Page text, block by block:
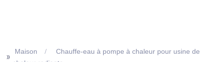
>> Maison
Chauffe-eau à pompe à chaleur pour usine de